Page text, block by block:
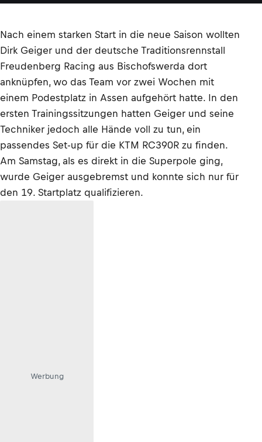
Nach einem starken Start in die neue Saison wollten
Dirk Geiger und der deutsche Traditionsrennstall
Freudenberg Racing aus Bischofswerda dort
anknüpfen, wo das Team vor zwei Wochen mit
einem Podestplatz in Assen aufgehört hatte. In den
ersten Trainingssitzungen hatten Geiger und seine
Techniker jedoch alle Hände voll zu tun, ein
passendes Set-up für die KTM RC390R zu finden.
Am Samstag, als es direkt in die Superpole ging,
wurde Geiger ausgebremst und konnte sich nur für
den 19. Startplatz qualifizieren.
Werbung